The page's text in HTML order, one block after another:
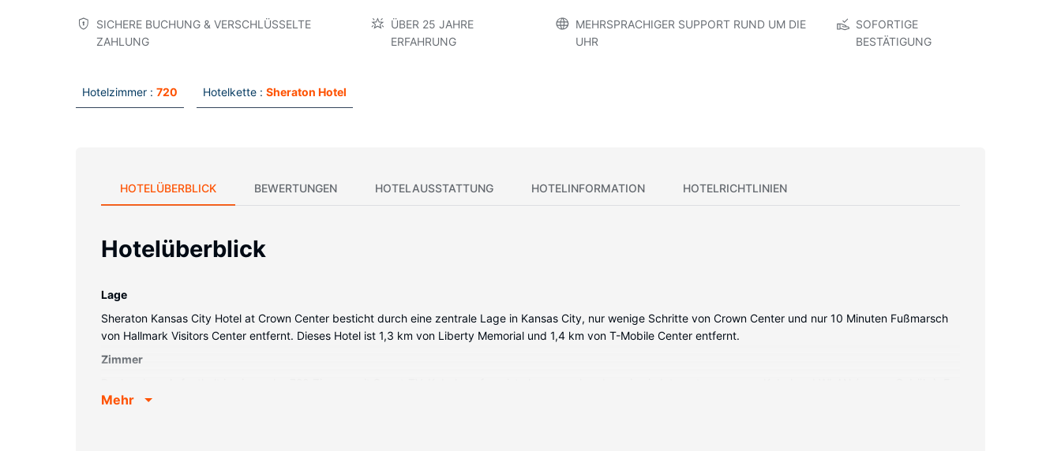
SICHERE BUCHUNG & VERSCHLÜSSELTE
ZAHLUNG
ÜBER 25 JAHRE
ERFAHRUNG
MEHRSPRACHIGER SUPPORT RUND UM DIE
UHR
SOFORTIGE
BESTÄTIGUNG
Hotelzimmer : 720 Hotelkette : Sheraton Hotel
HOTELÜBERBLICK BEWERTUNGEN HOTELAUSSTATTUNG HOTELINFORMATION HOTELRICHTLINIEN
Hotelüberblick
Lage
Sheraton Kansas City Hotel at Crown Center besticht durch eine zentrale Lage in Kansas City, nur wenige Schritte von Crown Center und nur 10 Minuten Fußmarsch
von Hallmark Visitors Center entfernt. Dieses Hotel ist 1,3 km von Liberty Memorial und 1,4 km von T-Mobile Center entfernt.
Zimmer
sind eigene Badezimmer mit Duschwannen vorhanden, die über kostenlose Toilettenartikel und Haartrockner verfügen. Zur Austattung gehören Telefone ebenso wie
Mehr